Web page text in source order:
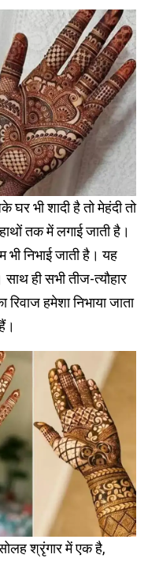
भी शादी है तो मेहंदी तो
तक में लगाई जाती है।
भी निभाई जाती है। यह
ही सभी तीज-त्यौहार
रिवाज हमेशा निभाया जाता
श्रृंगार में एक है,